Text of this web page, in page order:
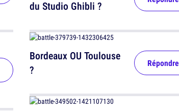
du Studio Ghibli ?
Bordeaux OU Toulouse
?
Répondre